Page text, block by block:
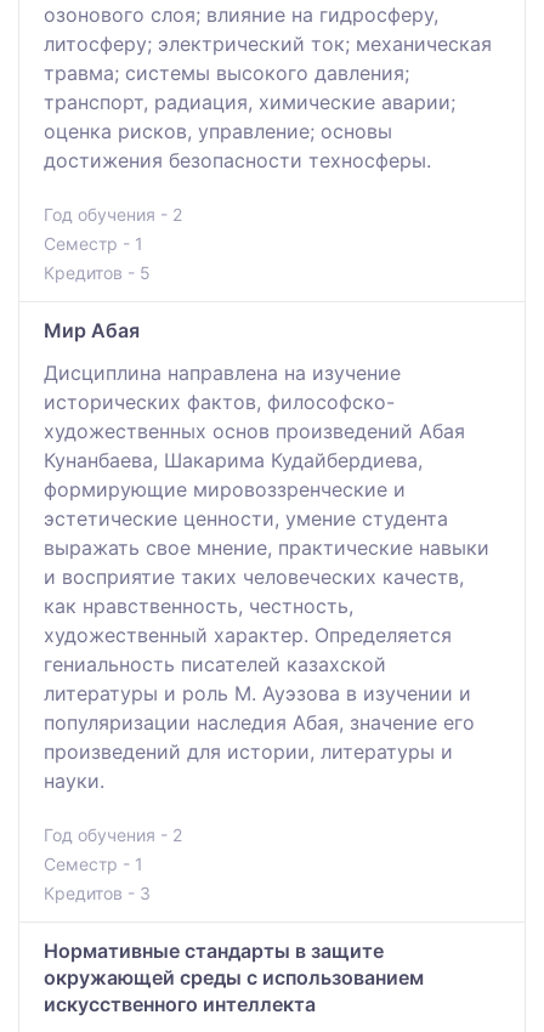
озонового слоя; влияние на гидросферу,
литосферу; электрический ток; механическая
травма; системы высокого давления;
транспорт, радиация, химические аварии;
оценка рисков, управление; основы
достижения безопасности техносферы.
Год обучения - 2
Семестр - 1
Кредитов - 5
Мир Абая
Дисциплина направлена на изучение
исторических фактов, философско-
художественных основ произведений Абая
Кунанбаева, Шакарима Кудайбердиева,
формирующие мировоззренческие и
эстетические ценности, умение студента
выражать свое мнение, практические навыки
и восприятие таких человеческих качеств,
как нравственность, честность,
художественный характер. Определяется
гениальность писателей казахской
литературы и роль М. Ауэзова в изучении и
популяризации наследия Абая, значение его
произведений для истории, литературы и
науки.
Год обучения - 2
Семестр - 1
Кредитов - 3
Нормативные стандарты в защите
окружающей среды с использованием
искусственного интеллекта